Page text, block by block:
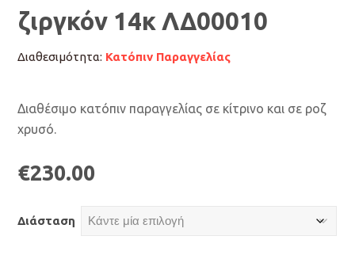
ζιργκόν 14κ ΛΔ00010
Διαθεσιμότητα: Κατόπιν Παραγγελίας
Διαθέσιμο κατόπιν παραγγελίας σε κίτρινο και σε ροζ
χρυσό.
€230.00
Διάσταση